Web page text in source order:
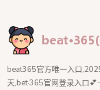
beat365官方唯一入口
天,bet·365官网登录入口